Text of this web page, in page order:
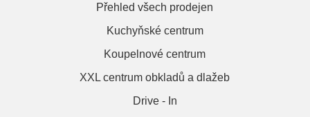
Přehled všech prodejen
Kuchyňské centrum
Koupelnové centrum
XXL centrum obkladů a dlažeb
Drive - In